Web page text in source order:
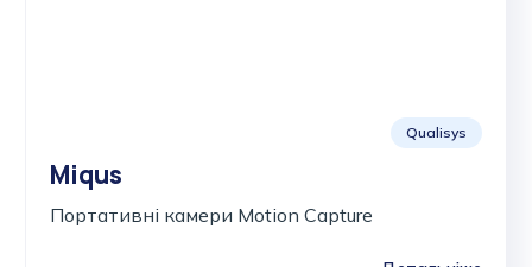
Qualisys
Miqus
Портативні камери Motion Capture